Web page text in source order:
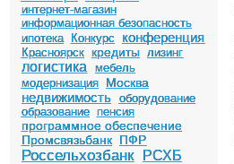
интернет-магазин
информационная безопасность
ипотека
Конкурс конференция
Красноярск кредиты лизинг
логистика
мебель
модернизация
Москва
недвижимость оборудование
образование пенсия
программное обеспечение
Промсвязьбанк ПФР
Россельхозбанк РСХБ